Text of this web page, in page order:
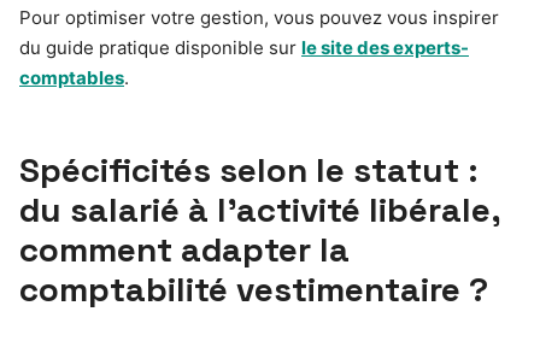
Pour optimiser votre gestion, vous pouvez vous inspirer
du guide pratique disponible sur le site des experts-
comptables.
Spécificités selon le statut :
du salarié à l’activité libérale,
comment adapter la
comptabilité vestimentaire ?